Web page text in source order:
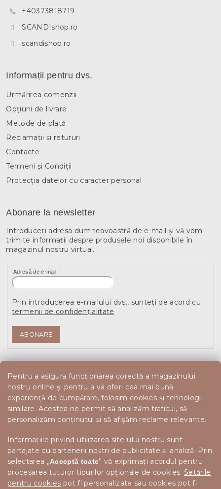
Pentru a asigura funcționarea corectă a magazinului
nostru online și pentru a vă oferi cea mai bună
experiență de cumpărare, folosim cookies și tehnologii
similare. Acestea ne permit să analizăm traficul, să
personalizăm conținutul și să afișăm reclame relevante.
Informațiile privind utilizarea site-ului nostru sunt
partajate cu partenerii noștri de publicitate și analiză. Prin
selectarea „Acceptă toate” vă exprimați acordul pentru
procesarea tuturor tipurilor opționale de cookies. Setările
pentru cookies pot fi personalizate sau cookies pot fi
+40373818719
SCANDIshop.ro
scandishop.ro
Informații pentru dvs.
Urmărirea comenzii
Opțiuni de livrare
Metode de plată
Reclamații și retururi
Contacte
Termeni și Condiții
Protecția datelor cu caracter personal
Abonare la newsletter
Introduceţi adresa dumneavoastră de e-mail şi vă vom
trimite informaţii despre produsele noi disponibile în
magazinul nostru virtual.
Adresă de e-mail
Prin introducerea e-mailului dvs., sunteți de acord cu
termenii de confidențialitate
ABONARE